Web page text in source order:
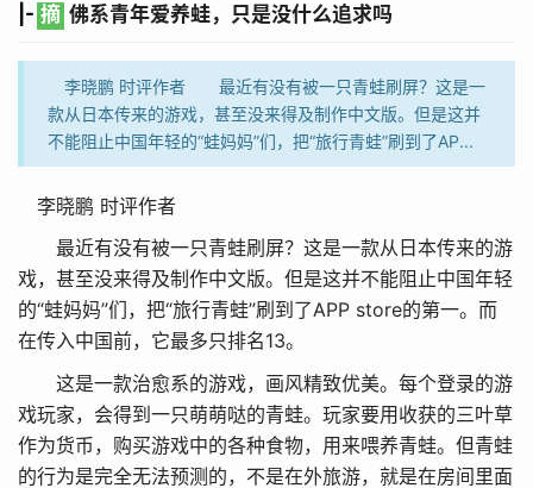
|- 摘 佛系青年爱养蛙，只是没什么追求吗
李晓鹏 时评作者 最近有没有被一只青蛙刷屏？这是一
款从日本传来的游戏，甚至没来得及制作中文版。但是这并
不能阻止中国年轻的“蛙妈妈”们，把“旅行青蛙”刷到了AP...
李晓鹏 时评作者
最近有没有被一只青蛙刷屏？这是一款从日本传来的游
戏，甚至没来得及制作中文版。但是这并不能阻止中国年轻
的“蛙妈妈”们，把“旅行青蛙”刷到了APP store的第一。而
在传入中国前，它最多只排名13。
这是一款治愈系的游戏，画风精致优美。每个登录的游
戏玩家，会得到一只萌萌哒的青蛙。玩家要用收获的三叶草
作为货币，购买游戏中的各种食物，用来喂养青蛙。但青蛙
的行为是完全无法预测的，不是在外旅游，就是在房间里面